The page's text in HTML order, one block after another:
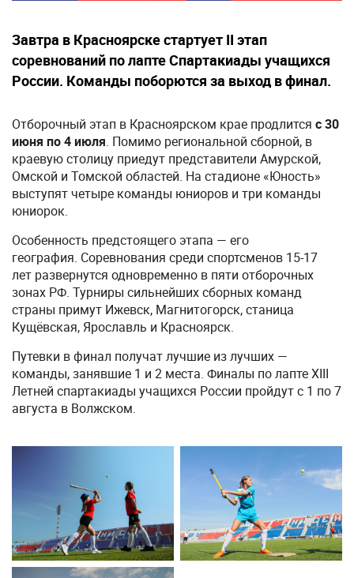
Завтра в Красноярске стартует II этап
соревнований по лапте Спартакиады учащихся
России. Команды поборются за выход в финал.
Отборочный этап в Красноярском крае продлится с 30
июня по 4 июля. Помимо региональной сборной, в
краевую столицу приедут представители Амурской,
Омской и Томской областей. На стадионе «Юность»
выступят четыре команды юниоров и три команды
юниорок.
Особенность предстоящего этапа — его
география. Соревнования среди спортсменов 15-17
лет развернутся одновременно в пяти отборочных
зонах РФ. Турниры сильнейших сборных команд
страны примут Ижевск, Магнитогорск, станица
Кущёвская, Ярославль и Красноярск.
Путевки в финал получат лучшие из лучших —
команды, занявшие 1 и 2 места. Финалы по лапте XIII
Летней спартакиады учащихся России пройдут с 1 по 7
августа в Волжском.